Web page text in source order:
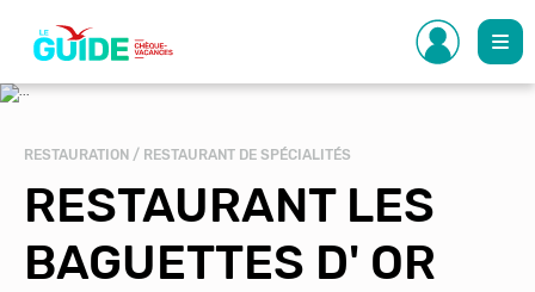
contenu
principal
RESTAURATION / RESTAURANT DE SPÉCIALITÉS
RESTAURANT LES
BAGUETTES D' OR